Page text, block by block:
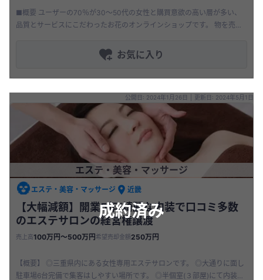
■概要 ユーザーの70％が30～50代の女性と購買意欲の高い層が多い、
品質とサービスにこだわったお花のオンラインショップです。 物を売る
お気に入り
成約済み
公開日: 2024年1月26日 更新日: 2024年5月1日
エステ・美容・マッサージ
エステ・美容・マッサージ 近畿
【大幅減額】開業5年/綺麗な内装で口コミ多数
のエステサロンの経営権譲渡
売上高100万円〜500万円 希望売却金額250万円
【概要】 ◎三重県内にある女性専用エステサロンです。 ◎大通りに面し
駐車場6台完備で集客はしやすい場所です。 ◎半個室(３部屋)にて内装は